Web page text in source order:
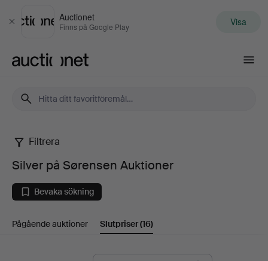
Stäng
Auctionet
Finns på Google Play Visa
Silver
på
Sørensen
Auktioner
Filtrera
Silver på Sørensen Auktioner
Bevaka sökning
Pågående auktioner Slutpriser(16)